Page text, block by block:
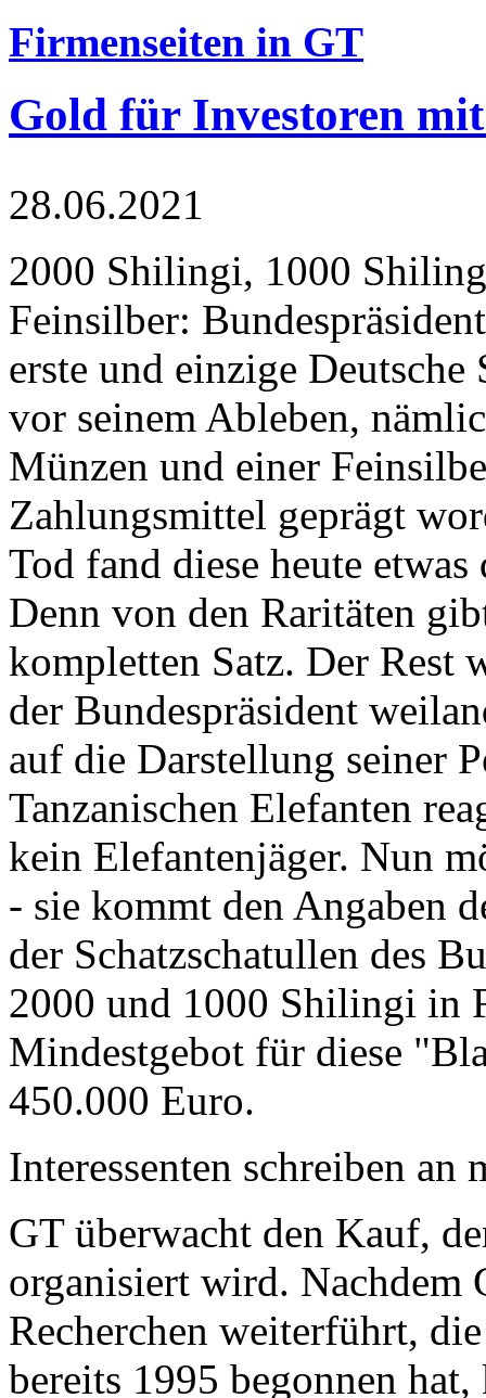
Firmenseiten in GT
Gold für Investoren
28.06.2021
2000 Shilingi, 1000
Feinsilber:
erste und einzige Deutsche
vor seinem Ableben,
Münzen und einer
Zahlungsmittel geprägt
Tod fand diese heute
Denn von den Raritäten
kompletten Satz. Der Rest
der Bundespräsident
auf die Darstellung seiner
Tanzanischen Elefanten
kein Elefantenjäger. Nun
- sie kommt den Angaben
der Schatzschatullen des
2000 und 1000 Shilingi in
Mindestgebot für diese
450.000 Euro.
Interessenten schreiben
GT überwacht den Kauf,
organisiert wird. Nachdem
Recherchen weiterführt,
bereits 1995 begonnen